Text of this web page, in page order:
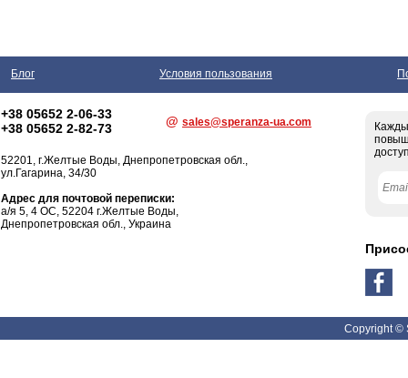
Блог Условия пользования
+38 05652 2-06-33
+38 05652 2-82-73
@ sales@speranza-ua.com
52201, г.Желтые Воды, Днепропетровская обл.,
ул.Гагарина, 34/30
Адрес для почтовой переписки:
а/я 5, 4 ОС, 52204 г.Желтые Воды,
Днепропетровская обл., Украина
Copyright ©